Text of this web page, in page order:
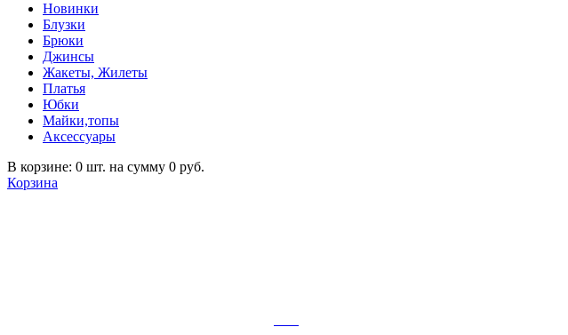
Новинки
Блузки
Брюки
Джинсы
Жакеты, Жилеты
Платья
Юбки
Майки,топы
Аксессуары
В корзине: 0 шт. на сумму 0 руб.
Корзина